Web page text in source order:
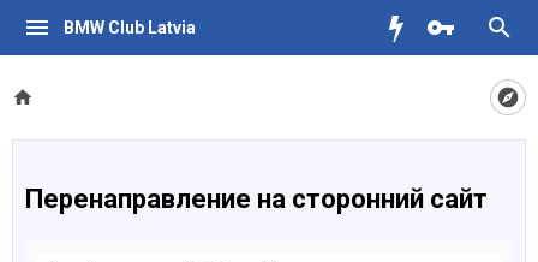
BMW Club Latvia
Перенаправление на сторонний сайт